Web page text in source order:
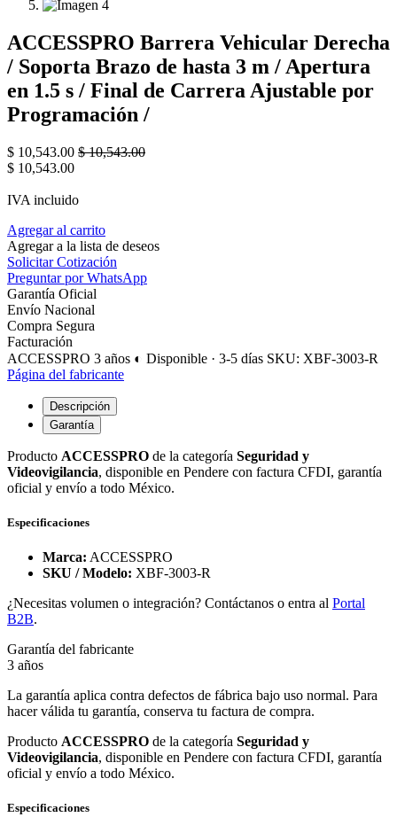
ACCESSPRO Barrera Vehicular Derecha
/ Soporta Brazo de hasta 3 m / Apertura
en 1.5 s / Final de Carrera Ajustable por
Programación /
$ 10,543.00 $10,543.00
$ 10,543.00
IVA incluido
Agregar al carrito
Agregar a la lista de deseos
Solicitar Cotización
Preguntar por WhatsApp
Garantía Oficial
Envío Nacional
Compra Segura
Facturación
ACCESSPRO 3 años ◐ Disponible · 3-5 días SKU: XBF-3003-R
Página del fabricante
Descripción
Garantía
Producto ACCESSPRO de la categoría Seguridad y
Videovigilancia, disponible en Pendere con factura CFDI, garantía
oficial y envío a todo México.
Especificaciones
Marca: ACCESSPRO
SKU / Modelo: XBF-3003-R
¿Necesitas volumen o integración? Contáctanos o entra al Portal
B2B.
Garantía del fabricante
3 años
La garantía aplica contra defectos de fábrica bajo uso normal. Para
hacer válida tu garantía, conserva tu factura de compra.
Producto ACCESSPRO de la categoría Seguridad y
Videovigilancia, disponible en Pendere con factura CFDI, garantía
oficial y envío a todo México.
Especificaciones